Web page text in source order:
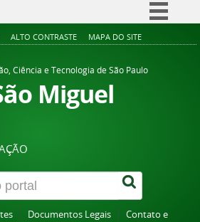
Simplifique!
Acesso à informação
ALTO CONTRASTE MAPA DO SITE
Ciência e Tecnologia de São Paulo
Miguel
Documentos Legais
Contato e